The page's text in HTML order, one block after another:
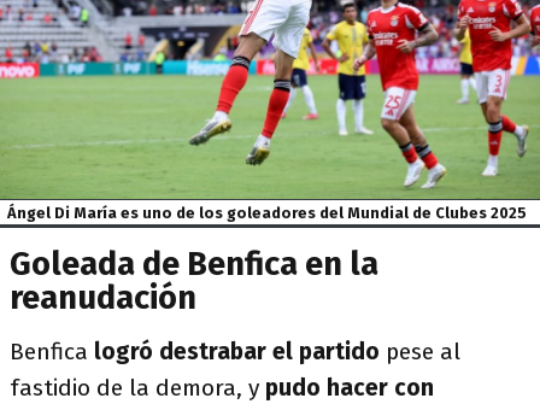
Ángel Di María es uno de los goleadores del Mundial de Clubes 2025
Goleada de Benfica en la
reanudación
Benfica logró destrabar el partido pese al
fastidio de la demora, y pudo hacer con